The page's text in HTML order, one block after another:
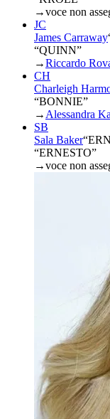
→voce non
JC
James Carraway
“QUINN”
→Riccardo
CH
Charleigh
“BONNIE”
→ Alessandra
SB
Sala Baker“
“ERNESTO”
→voce non